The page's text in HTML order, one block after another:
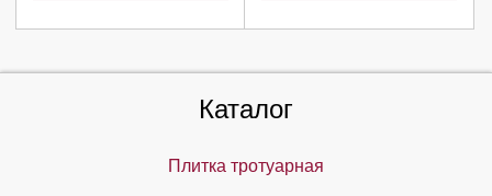
Каталог
Плитка тротуарная